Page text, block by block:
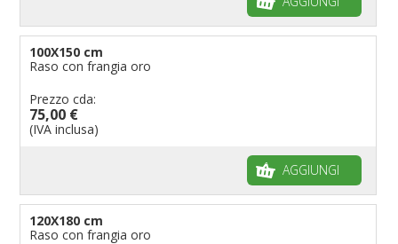
100X150 cm
Raso con frangia oro
Prezzo cda:
75,00 €
(IVA inclusa)
AGGIUNGI
120X180 cm
Raso con frangia oro